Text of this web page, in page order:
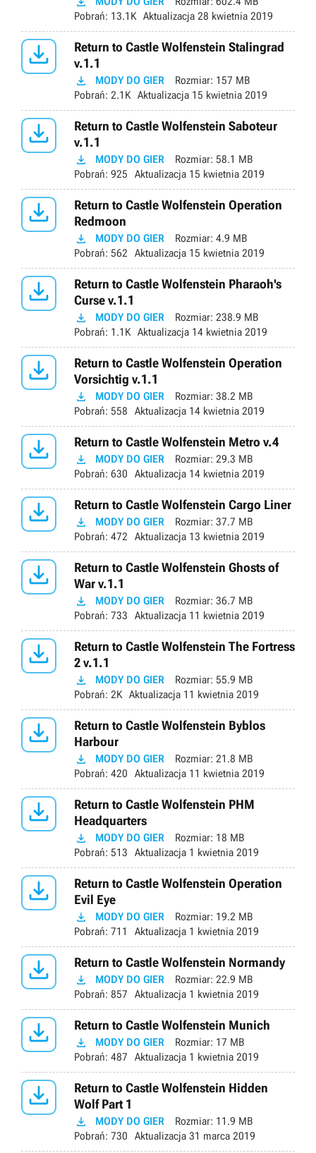
Pobrań: 13.1K Aktualizacja 28 kwietnia 2019

Return to Castle Wolfenstein Stalingrad
v.1.1
 MODY DO GIER Rozmiar: 157 MB
Pobrań: 2.1K Aktualizacja 15 kwietnia 2019

Return to Castle Wolfenstein Saboteur
v.1.1
 MODY DO GIER Rozmiar: 58.1 MB
Pobrań: 925 Aktualizacja 15 kwietnia 2019

Return to Castle Wolfenstein Operation
Redmoon
 MODY DO GIER Rozmiar: 4.9 MB
Pobrań: 562 Aktualizacja 15 kwietnia 2019

Return to Castle Wolfenstein Pharaoh's
Curse v.1.1
 MODY DO GIER Rozmiar: 238.9 MB
Pobrań: 1.1K Aktualizacja 14 kwietnia 2019

Return to Castle Wolfenstein Operation
Vorsichtig v.1.1
 MODY DO GIER Rozmiar: 38.2 MB
Pobrań: 558 Aktualizacja 14 kwietnia 2019
 Return to Castle Wolfenstein Metro v.4
 MODY DO GIER Rozmiar: 29.3 MB
Pobrań: 630 Aktualizacja 14 kwietnia 2019
 Return to Castle Wolfenstein Cargo Liner
 MODY DO GIER Rozmiar: 37.7 MB
Pobrań: 472 Aktualizacja 13 kwietnia 2019

Return to Castle Wolfenstein Ghosts of
War v.1.1
 MODY DO GIER Rozmiar: 36.7 MB
Pobrań: 733 Aktualizacja 11 kwietnia 2019

Return to Castle Wolfenstein The Fortress
2 v.1.1
 MODY DO GIER Rozmiar: 55.9 MB
Pobrań: 2K Aktualizacja 11 kwietnia 2019

Return to Castle Wolfenstein Byblos
Harbour
 MODY DO GIER Rozmiar: 21.8 MB
Pobrań: 420 Aktualizacja 11 kwietnia 2019

Return to Castle Wolfenstein PHM
Headquarters
 MODY DO GIER Rozmiar: 18 MB
Pobrań: 513 Aktualizacja 1 kwietnia 2019

Return to Castle Wolfenstein Operation
Evil Eye
 MODY DO GIER Rozmiar: 19.2 MB
Pobrań: 711 Aktualizacja 1 kwietnia 2019
 Return to Castle Wolfenstein Normandy
 MODY DO GIER Rozmiar: 22.9 MB
Pobrań: 857 Aktualizacja 1 kwietnia 2019
 Return to Castle Wolfenstein Munich
 MODY DO GIER Rozmiar: 17 MB
Pobrań: 487 Aktualizacja 1 kwietnia 2019

Return to Castle Wolfenstein Hidden
Wolf Part 1
 MODY DO GIER Rozmiar: 11.9 MB
Pobrań: 730 Aktualizacja 31 marca 2019